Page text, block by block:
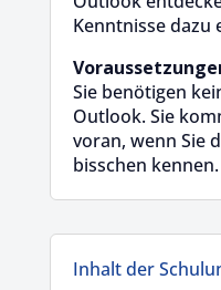
Kenntnisse dazu
Sie benötigen
Outlook. Sie
voran, wenn Sie
bisschen kennen.
Inhalt der